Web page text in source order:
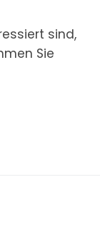
sind,
Sie